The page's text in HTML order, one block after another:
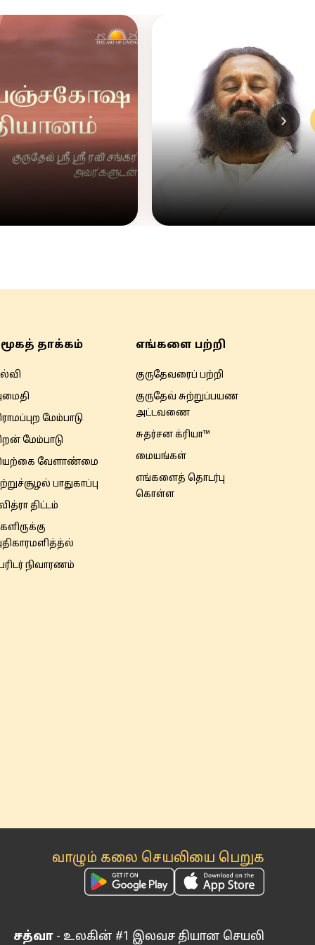
தாக்கம்
மேம்பாடு
மேம்பாடு
வேளாண்மை
பாதுகாப்பு
திட்டம்
நிவாரணம்
எங்களை பற்றி
குருதேவரைப் பற்றி
குருதேவ் சுற்றுப்பயண
அட்டவணை
சுதர்சன க்ரியா™
மையங்கள்
எங்களைத் தொடர்பு
கொள்ள
வாழும் கலை செயலியை பெறுக
சத்வா - உலகின் #1 இலவச தியான செயலி